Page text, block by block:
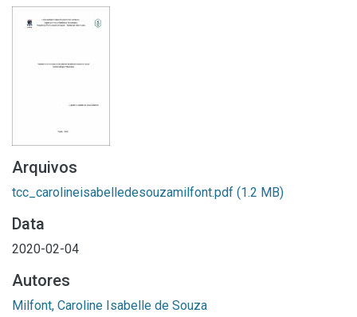
Arquivos
tcc_carolineisabelledesouzamilfont.pdf (1.2 MB)
Data
2020-02-04
Autores
Milfont, Caroline Isabelle de Souza